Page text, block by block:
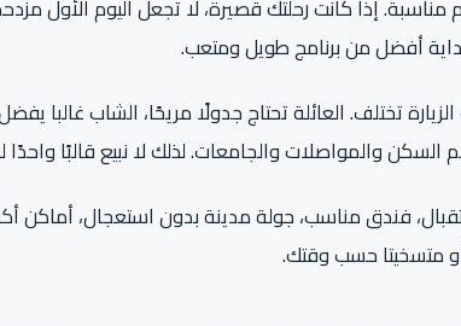
مناسبة. إذا كانت رحلتك قصيرة، لا تجعل اليوم الأول
أفضل من برنامج طويل ومتعب.
تختلف. العائلة تحتاج جدولًا مريحًا، الشاب غالبا
السكن والمواصلات والجامعات. لذلك لا نبيع قالبًا
فندق مناسب، جولة مدينة بدون استعجال، أماكن
متسخيتا حسب وقتك.